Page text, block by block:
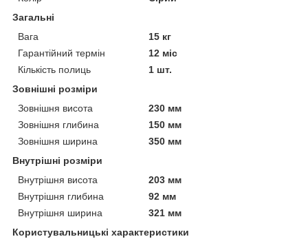
Загальні
Вага
15 кг
Гарантійний термін
12 міс
Кількість полиць
1 шт.
Зовнішні розміри
Зовнішня висота
230 мм
Зовнішня глибина
150 мм
Зовнішня ширина
350 мм
Внутрішні розміри
Внутрішня висота
203 мм
Внутрішня глибина
92 мм
Внутрішня ширина
321 мм
Користувальницькі характеристики